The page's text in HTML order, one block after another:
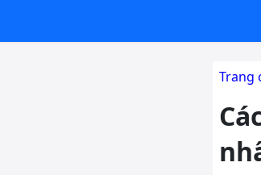
Trang